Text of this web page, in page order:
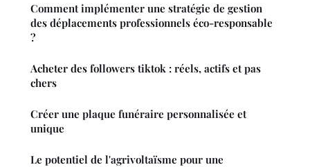
Comment implémenter une stratégie de gestion
des déplacements professionnels éco-responsable
?
Acheter des followers tiktok : réels, actifs et pas
chers
Créer une plaque funéraire personnalisée et
unique
Le potentiel de l'agrivoltaïsme pour une